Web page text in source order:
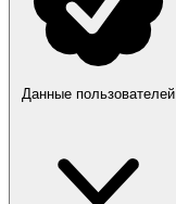
Данные пользователей